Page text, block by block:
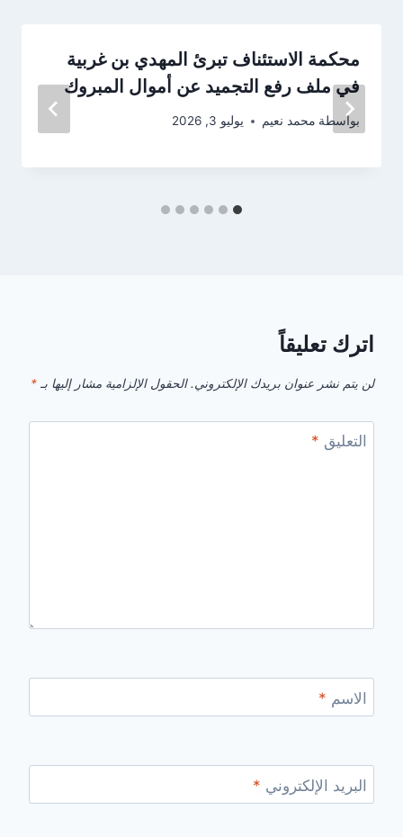
محكمة الاستئناف تبرئ المهدي بن غربية
في ملف رفع التجميد عن أموال المبروك
بواسطة محمد نعيم يوليو 3, 2026
اترك تعليقاً
لن يتم نشر عنوان بريدك الإلكتروني. الحقول الإلزامية مشار إليها بـ *
التعليق *
الاسم *
البريد الإلكتروني *